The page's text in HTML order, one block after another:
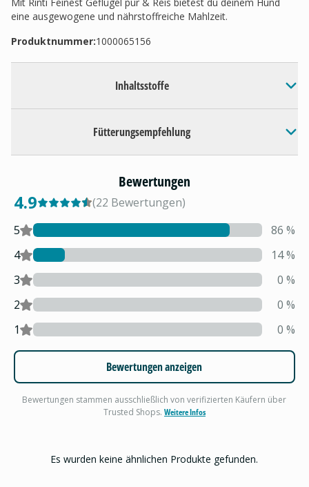
eine ausgewogene und nährstoffreiche Mahlzeit.
Produktnummer:1000065156
Inhaltsstoffe
Fütterungsempfehlung
Bewertungen
4.9 (22 Bewertungen)
5
86 %
4
14%
3
0 %
2
0 %
1
0 %
Bewertungen anzeigen
Bewertungen stammen ausschließlich von verifizierten Käufern über
Trusted Shops. Weitere Infos
Es wurden keine ähnlichen Produkte gefunden.